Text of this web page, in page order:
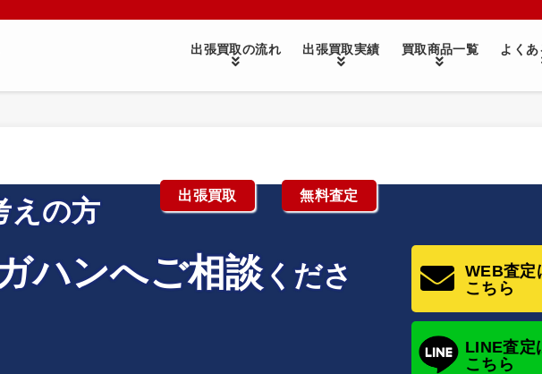
出張買取の流れ 出張買取実績 買取商品一覧 よくあ
出張買取 無料査定
えの方
ハンへご相談くださ
WEB査定
こちら
LINE査定
こちら